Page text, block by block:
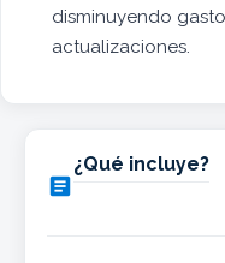
disminuyendo
actualizaciones.

¿Qué incluye?